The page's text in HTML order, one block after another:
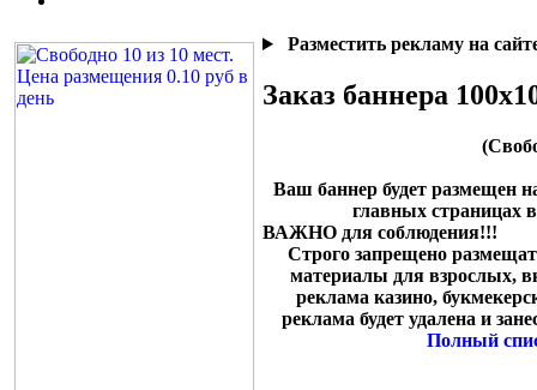
Разместить рекламу на
Заказ баннера
Ваш баннер будет размещен
главных страницах
ВАЖНО для соблюдения!!!
Строго запрещено
материалы для взрослых,
реклама казино,
реклама будет удалена и
Полный